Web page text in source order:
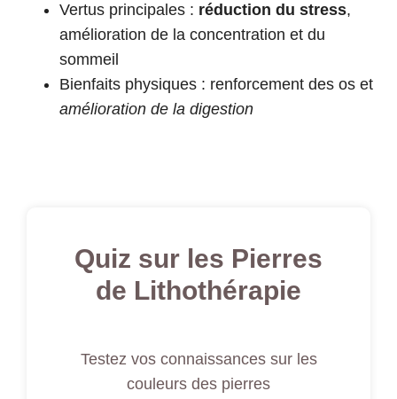
Vertus principales : réduction du stress,
amélioration de la concentration et du
sommeil
Bienfaits physiques : renforcement des os et
amélioration de la digestion
Quiz sur les Pierres
de Lithothérapie
Testez vos connaissances sur les
couleurs des pierres